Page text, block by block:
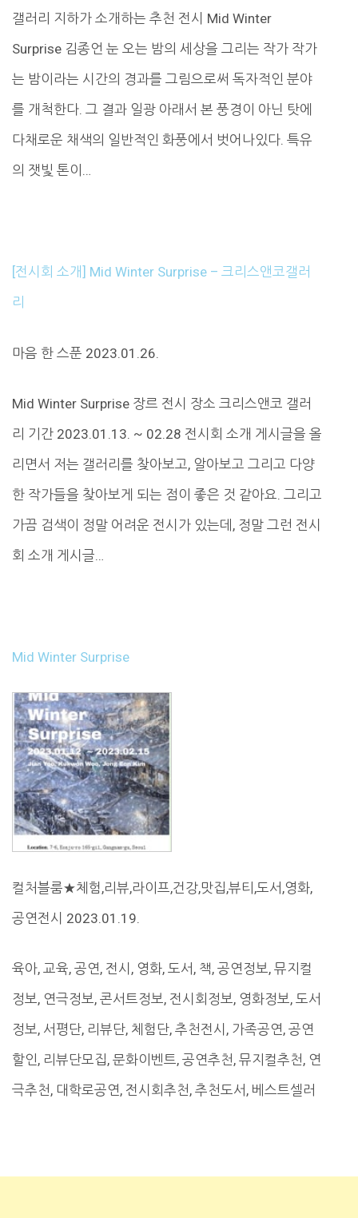
갤러리 지하가 소개하는 추천 전시 Mid Winter
Surprise 김종언 눈 오는 밤의 세상을 그리는 작가 작가
는 밤이라는 시간의 경과를 그림으로써 독자적인 분야
를 개척한다. 그 결과 일광 아래서 본 풍경이 아닌 탓에
다채로운 채색의 일반적인 화풍에서 벗어나있다. 특유
의 잿빛 톤이…
[전시회 소개] Mid Winter Surprise – 크리스앤코갤러
리
마음 한 스푼 2023.01.26.
Mid Winter Surprise 장르 전시 장소 크리스앤코 갤러
리 기간 2023.01.13. ~ 02.28 전시회 소개 게시글을 올
리면서 저는 갤러리를 찾아보고, 알아보고 그리고 다양
한 작가들을 찾아보게 되는 점이 좋은 것 같아요. 그리고
가끔 검색이 정말 어려운 전시가 있는데, 정말 그런 전시
회 소개 게시글…
Mid Winter Surprise
컬처블룸★체험,리뷰,라이프,건강,맛집,뷰티,도서,영화,
공연전시 2023.01.19.
육아, 교육, 공연, 전시, 영화, 도서, 책, 공연정보, 뮤지컬
정보, 연극정보, 콘서트정보, 전시회정보, 영화정보, 도서
정보, 서평단, 리뷰단, 체험단, 추천전시, 가족공연, 공연
할인, 리뷰단모집, 문화이벤트, 공연추천, 뮤지컬추천, 연
극추천, 대학로공연, 전시회추천, 추천도서, 베스트셀러